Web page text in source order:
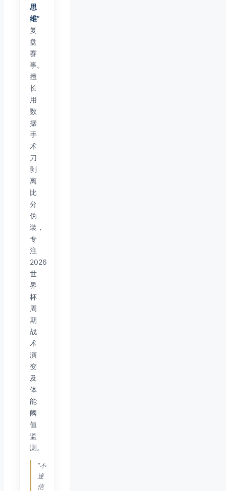
思
维”
复
盘
赛
事。
擅
长
用
数
据
手
术
刀
剥
离
比
分
伪
装，
专
注
2026
世
界
杯
周
期
战
术
演
变
及
体
能
阈
值
监
测。
“不
迷
信